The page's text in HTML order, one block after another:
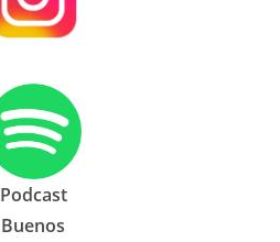
Podcast
Buenos